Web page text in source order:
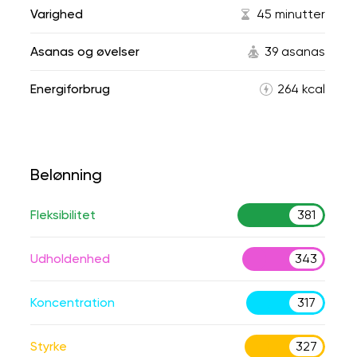
Varighed 45 minutter
Asanas og øvelser 39 asanas
Energiforbrug 264 kcal
Belønning
Fleksibilitet 381
Udholdenhed 343
Koncentration 317
Styrke 327